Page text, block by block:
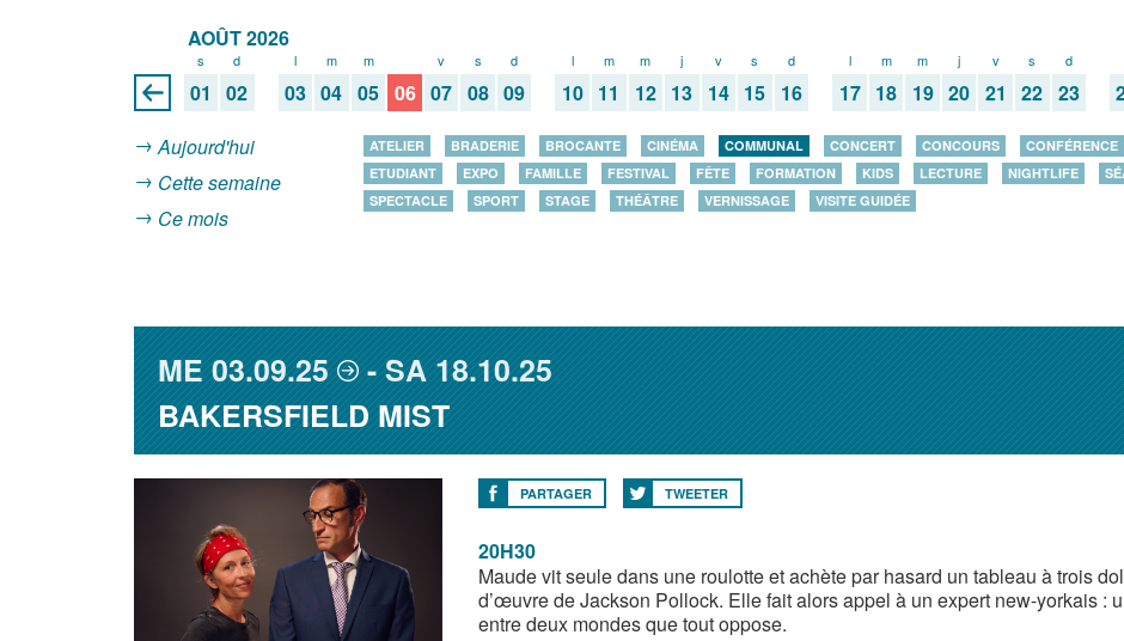
AOÛT 2026
s
01
d
02
l
03
m
04
m
05 06
v
07
s
08
d
09
l
10
m
11
m
12
j
13
v
14
s
15
d
16
l
17
m
18
m
19
j
20
v
21
s
22
d
23
Aujourd'hui
Cette semaine
Ce mois
ATELIER BRADERIE BROCANTE CINÉMA COMMUNAL CONCERT CONCOURS CONFÉRENCE
ETUDIANT
EXPO FAMILLE FESTIVAL FÊTE FORMATION KIDS LECTURE NIGHTLIFE
SPECTACLE
SPORT STAGE THÉÂTRE VERNISSAGE VISITE GUIDÉE
ME03.09.25 SA18.10.25
BAKERSFIELD MIST
PARTAGER TWEETER
20H30
Maude vit seule dans une roulotte et achète par hasard un tableau à trois
d’œuvre de Jackson Pollock. Elle fait alors appel à un expert new-yorkais :
entre deux mondes que tout oppose.